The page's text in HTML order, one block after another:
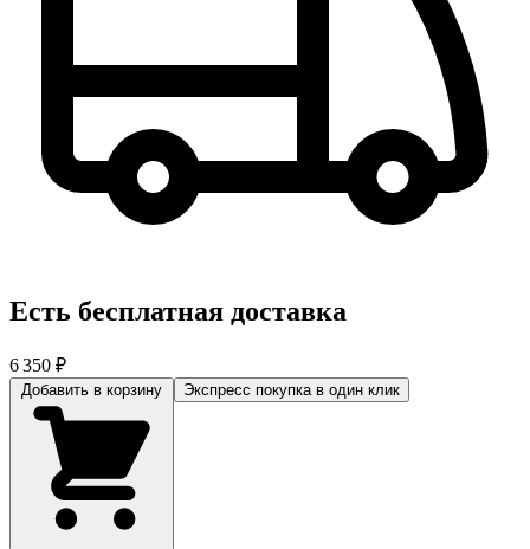
Есть бесплатная доставка
6 350 ₽
Экспресс покупка в один клик